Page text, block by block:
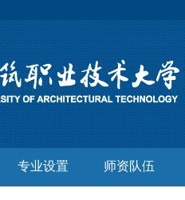
专业设置 师资队伍